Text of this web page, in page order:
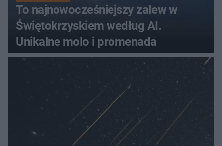
To najnowocześniejszy zalew w
Świętokrzyskiem według AI.
Unikalne molo i promenada